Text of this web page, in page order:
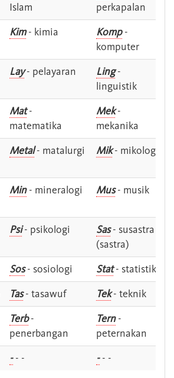
Islam
perkapalan
Kim- kimia Komp-
komputer
Lay- pelayaran Ling-
linguistik
Mat-
matematika
Mek-
mekanika
Metal- matalurgi Mik- mikologi
Min- mineralogi Mus- musik
Psi- psikologi Sas- susastra -
(sastra)
Sos- sosiologi Stat- statistik
Tas- tasawuf Tek- teknik
Terb-
penerbangan
Tern-
peternakan
-- - -- -